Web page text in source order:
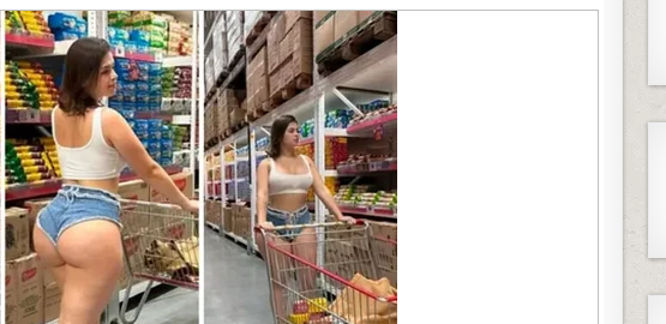
NJEGOVU
ŽENU
SVE
OSTAVILA
BEZ
TEKSTA